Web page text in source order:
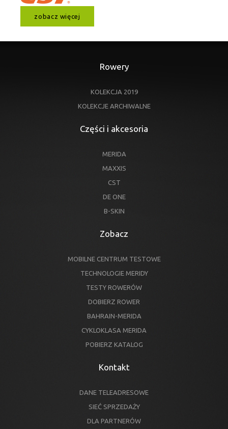
zobacz więcej
Rowery
KOLEKCJA 2019
KOLEKCJE ARCHIWALNE
Części i akcesoria
MERIDA
MAXXIS
CST
DE ONE
B-SKIN
Zobacz
MOBILNE CENTRUM TESTOWE
TECHNOLOGIE MERIDY
TESTY ROWERÓW
DOBIERZ ROWER
BAHRAIN-MERIDA
CYKLOKLASA MERIDA
POBIERZ KATALOG
Kontakt
DANE TELEADRESOWE
SIEĆ SPRZEDAŻY
DLA PARTNERÓW